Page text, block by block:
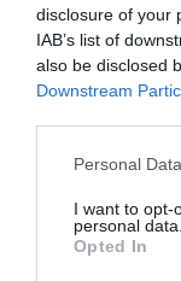
disclosure of your
IAB’s list of
also be disclosed
Downstream
Please note that
not limited to
grant or deny
use your data for
Personal
I want to opt-
personal data.
Opted In
Η περιπέτεια
19.03.2025 - 07:45